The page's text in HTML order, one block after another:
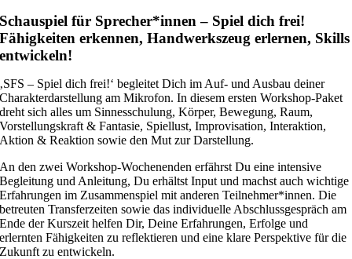
Schauspiel für Sprecher*innen – Spiel dich frei!
Fähigkeiten erkennen, Handwerkszeug erlernen, Skills
entwickeln!
‚SFS – Spiel dich frei!‘ begleitet Dich im Auf- und Ausbau deiner
Charakterdarstellung am Mikrofon. In diesem ersten Workshop-Paket
dreht sich alles um Sinnesschulung, Körper, Bewegung, Raum,
Vorstellungskraft & Fantasie, Spiellust, Improvisation, Interaktion,
Aktion & Reaktion sowie den Mut zur Darstellung.
An den zwei Workshop-Wochenenden erfährst Du eine intensive
Begleitung und Anleitung, Du erhältst Input und machst auch wichtige
Erfahrungen im Zusammenspiel mit anderen Teilnehmer*innen. Die
betreuten Transferzeiten sowie das individuelle Abschlussgespräch am
Ende der Kurszeit helfen Dir, Deine Erfahrungen, Erfolge und
erlernten Fähigkeiten zu reflektieren und eine klare Perspektive für die
Zukunft zu entwickeln.